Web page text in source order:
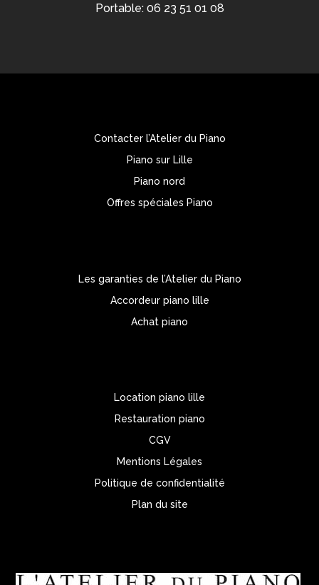
Portable: 06 23 51 01 08
Contacter l’Atelier du Piano
Piano sur Lille
Piano nord
Offres spéciales Piano
Les garanties de l’Atelier du Piano
Accordeur piano lille
Achat piano
Location piano lille
Restauration piano
CGV
Mentions Légales
Politique de confidentialité
Plan du site